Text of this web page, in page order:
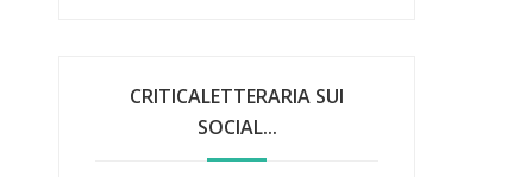
CRITICALETTERARIA SUI
SOCIAL...